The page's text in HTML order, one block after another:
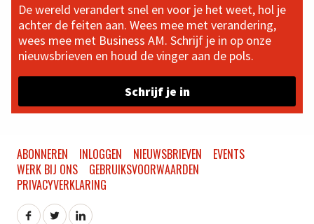
De wereld verandert snel en voor je het weet, hol je
achter de feiten aan. Wees mee met verandering,
wees mee met Business AM. Schrijf je in op onze
nieuwsbrieven en houd de vinger aan de pols.
Schrijf je in
ABONNEREN INLOGGEN NIEUWSBRIEVEN
EVENTS
WERK BIJ ONS
GEBRUIKSVOORWAARDEN
PRIVACYVERKLARING